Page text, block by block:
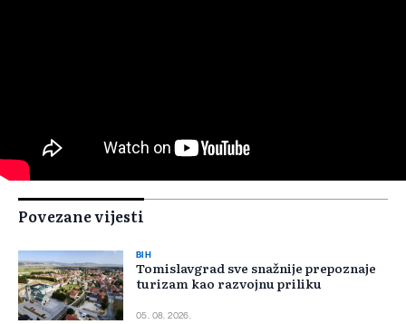
Povezane vijesti
BIH
Tomislavgrad sve snažnije prepoznaje
turizam kao razvojnu priliku
05. 08. 2026.